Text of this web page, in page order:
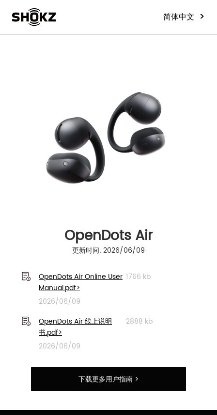
简体中文 >
OpenDots Air
更新时间: 2026/06/09
OpenDots Air Online User
Manual.pdf>
1766 kb
2026/06/09
OpenDots Air 线上说明
书.pdf>
2888 kb
2026/06/09
下载更多用户指南 >